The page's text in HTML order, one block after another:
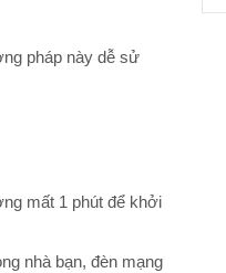
pháp này dễ sử
mất 1 phút để khởi
nhà bạn, đèn mạng